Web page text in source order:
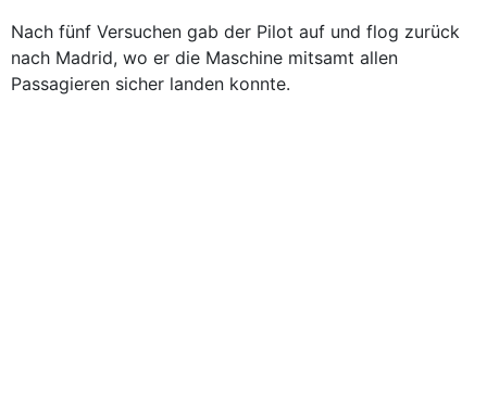
Nach fünf Versuchen gab der Pilot auf und flog zurück
nach Madrid, wo er die Maschine mitsamt allen
Passagieren sicher landen konnte.